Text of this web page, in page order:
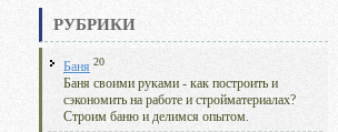
РУБРИКИ
Баня 20
Баня своими руками - как построить и
сэкономить на работе и стройматериалах?
Строим баню и делимся опытом.